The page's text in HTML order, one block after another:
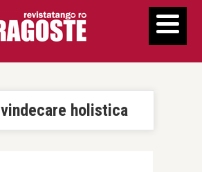
vindecare holistica